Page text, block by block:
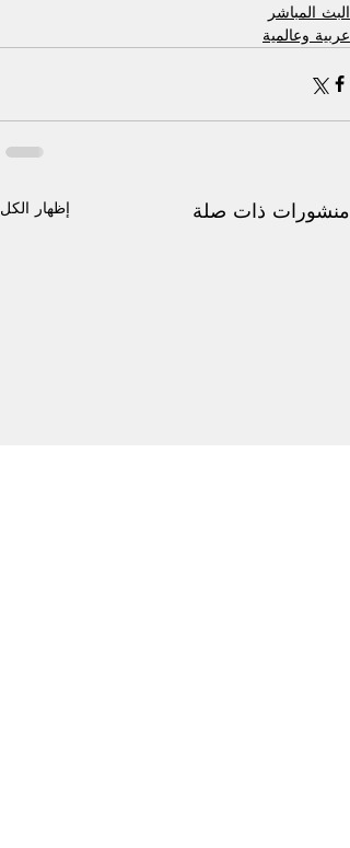
البث المباشر
عربية وعالمية
منشورات ذات صلة إظهار الكل